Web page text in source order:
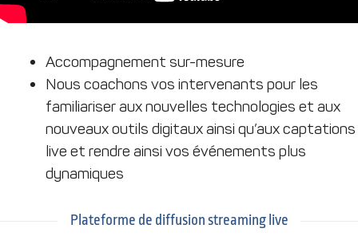
Accompagnement sur-mesure
Nous coachons vos intervenants pour les
familiariser aux nouvelles technologies et aux
nouveaux outils digitaux ainsi qu’aux captations
live et rendre ainsi vos événements plus
dynamiques
Plateforme de diffusion streaming live